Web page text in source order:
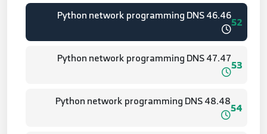
52
46.46 Python network programming DNS
53
47.47 Python network programming DNS
54
48.48 Python network programming DNS